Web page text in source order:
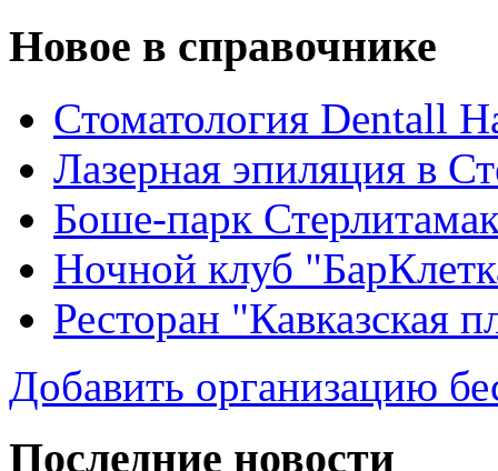
Новое в справочнике
Стоматология Dentall
Лазерная эпиляция в
Боше-парк
Ночной клуб
Ресторан "Кавказская
Добавить организацию
Последние новости